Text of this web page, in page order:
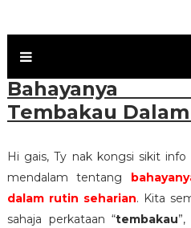
Bahayanya
Tembakau
Hi gais, Ty nak kongsi sikit
mendalam tentang
dalam rutin seharian. Kita
sahaja perkataan “tembakau